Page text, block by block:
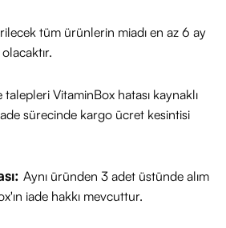
ile keyifli kullanım
yapı
kolayca eklenebilir
sayfasını ziyaret edebilirsiniz.
tüm ürünlerin miadı en az 6 ay
talepleri VitaminBox hatası kaynaklı
sürecinde kargo ücret kesintisi
Aynı üründen 3 adet üstünde alım
iade hakkı mevcuttur.